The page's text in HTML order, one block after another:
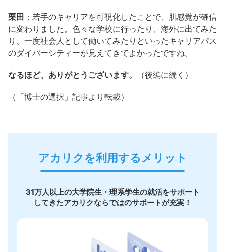
栗田 ：若手のキャリアを可視化したことで、肌感覚が確信
に変わりました。色々な学校に行ったり、海外に出てみた
り、一度社会人として働いてみたりといったキャリアパス
のダイバーシティーが見えてきてよかったですね。
なるほど、ありがとうございます。 （後編に続く）
（「博士の選択」記事より転載）
アカリクを利用するメリット
31万人以上の大学院生・理系学生の就活をサポート
してきたアカリクならではのサポートが充実！